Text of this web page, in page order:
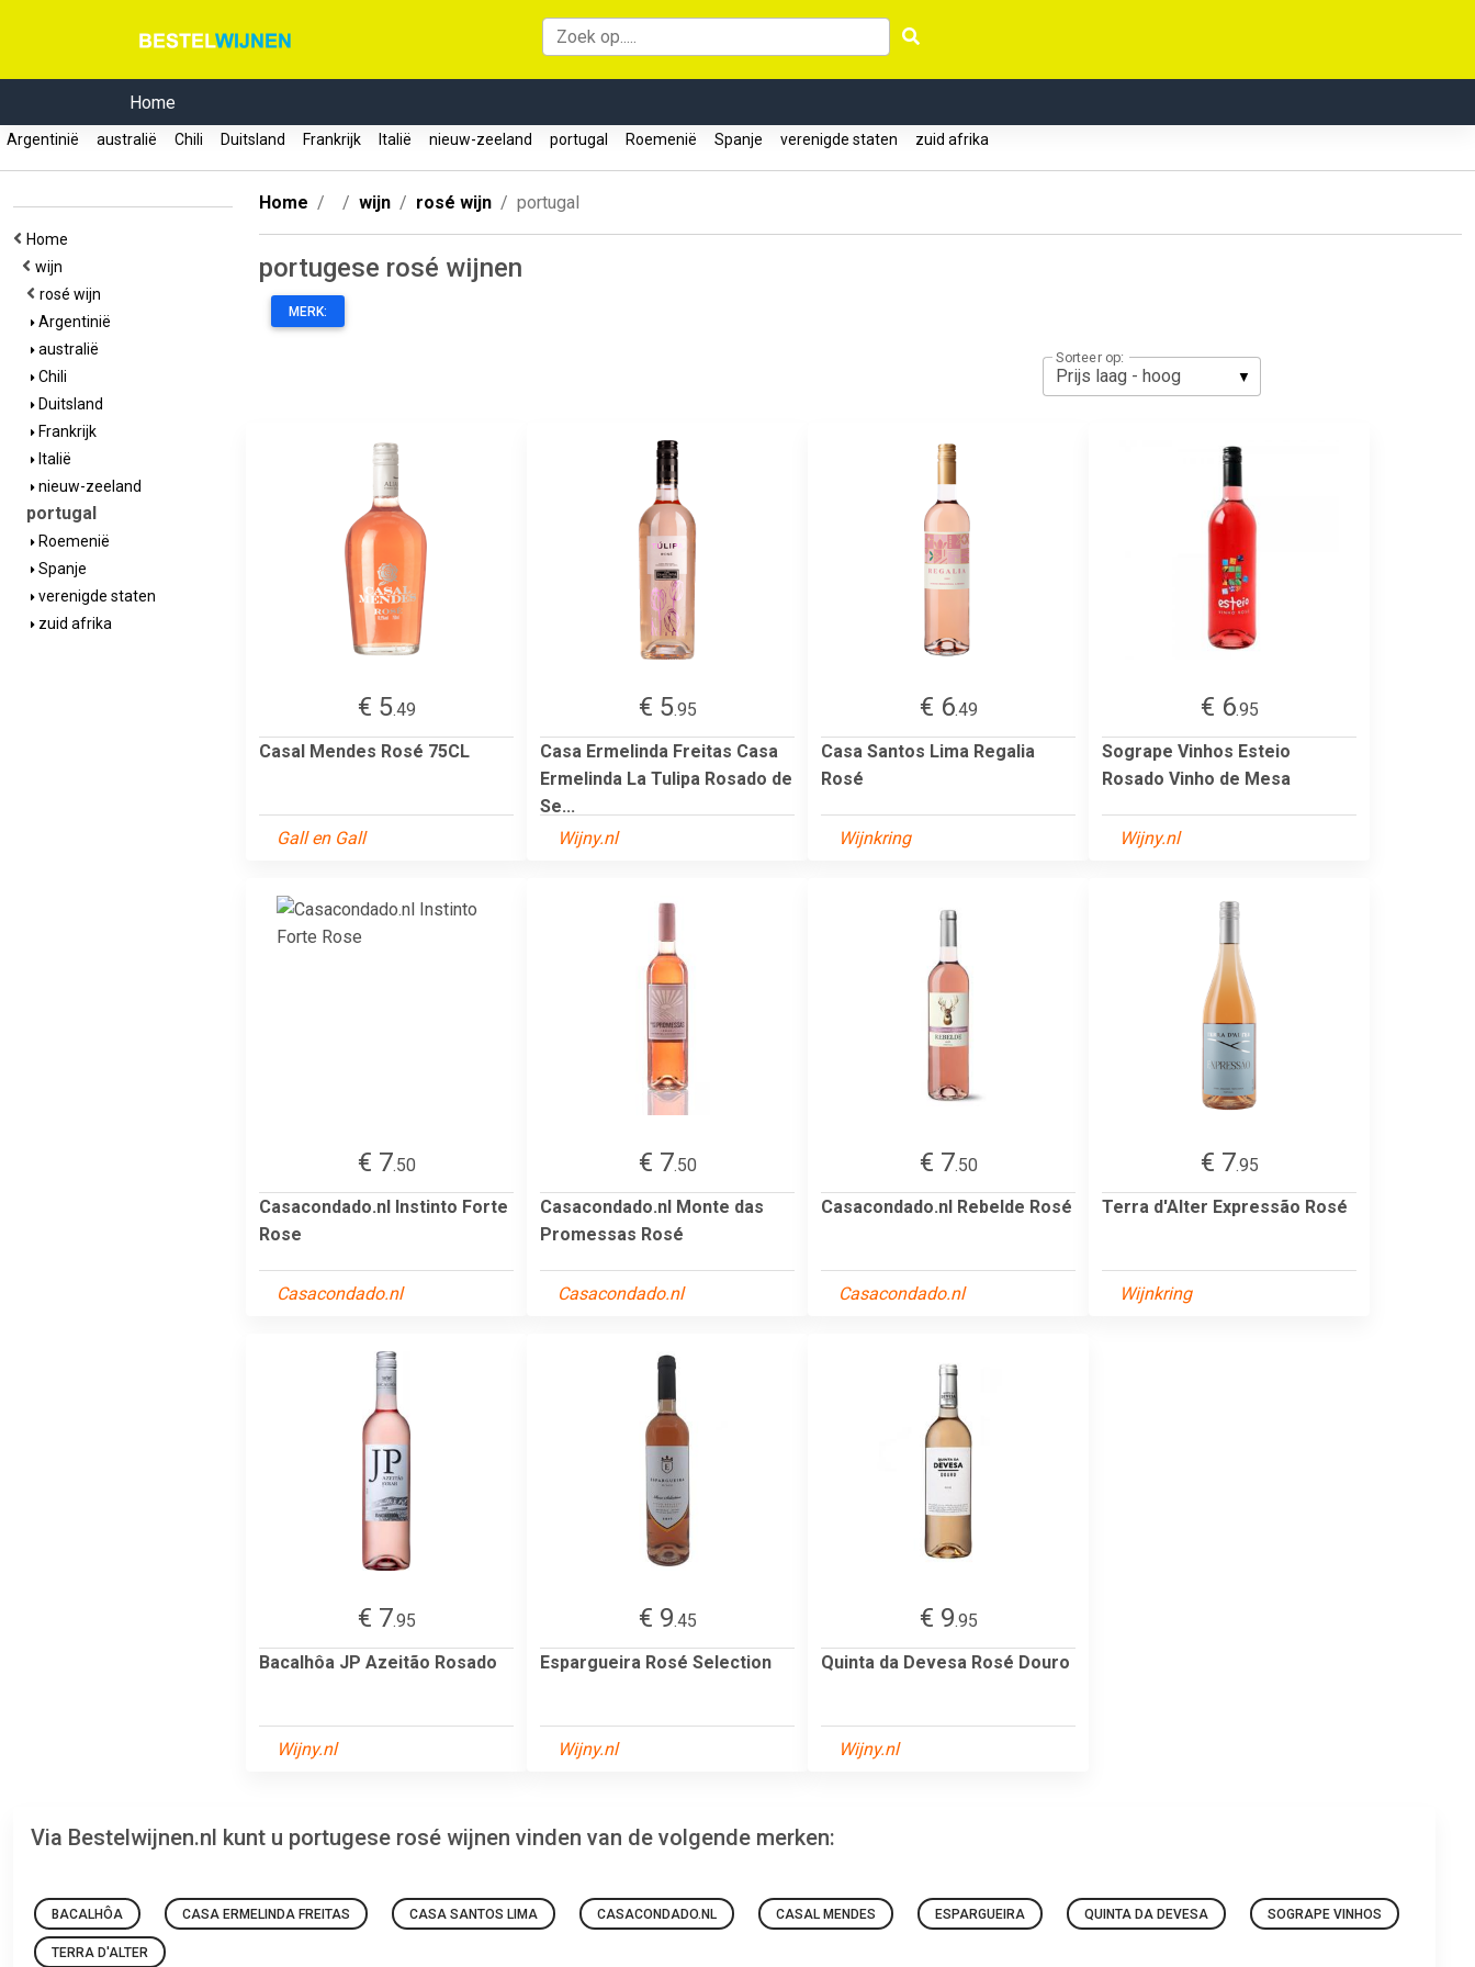
Home
Argentinië australië Chili Duitsland Frankrijk Italië nieuw-zeeland portugal Roemenië Spanje verenigde staten zuid afrika
Home
wijn
rosé wijn
Argentinië
australië
Chili
Duitsland
Frankrijk
Italië
nieuw-zeeland
portugal
Roemenië
Spanje
verenigde staten
zuid afrika
Home wijn rosé wijn portugal
portugese rosé wijnen
MERK:
Sorteer op:
€ 5.49
Casal Mendes Rosé 75CL
Gall en Gall
€ 5.95
Casa Ermelinda Freitas Casa
Ermelinda La Tulipa Rosado de
Se...
Wijny.nl
€ 6.49
Casa Santos Lima Regalia
Rosé
Wijnkring
€ 6.95
Sogrape Vinhos Esteio
Rosado Vinho de Mesa
Wijny.nl
€ 7.50
Casacondado.nl Instinto Forte
Rose
Casacondado.nl
€ 7.50
Casacondado.nl Monte das
Promessas Rosé
Casacondado.nl
€ 7.50
Casacondado.nl Rebelde Rosé
Casacondado.nl
€ 7.95
Terra d'Alter Expressão Rosé
Wijnkring
€ 7.95
Bacalhôa JP Azeitão Rosado
Wijny.nl
€ 9.45
Espargueira Rosé Selection
Wijny.nl
€ 9.95
Quinta da Devesa Rosé Douro
Wijny.nl
Via Bestelwijnen.nl kunt u portugese rosé wijnen vinden van de volgende merken:
BACALHÔA CASA ERMELINDA FREITAS CASA SANTOS LIMA CASACONDADO.NL CASAL MENDES ESPARGUEIRA QUINTA DA DEVESA SOGRAPE VINHOS
TERRA D'ALTER